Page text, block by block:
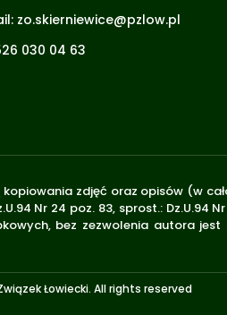
zo.skierniewice@pzlow.pl
030 04 63
kopiowania zdjęć oraz opisów (w
Nr 24 poz. 83, sprost.:
bez zezwolenia autora
Łowiecki. All rights reserved